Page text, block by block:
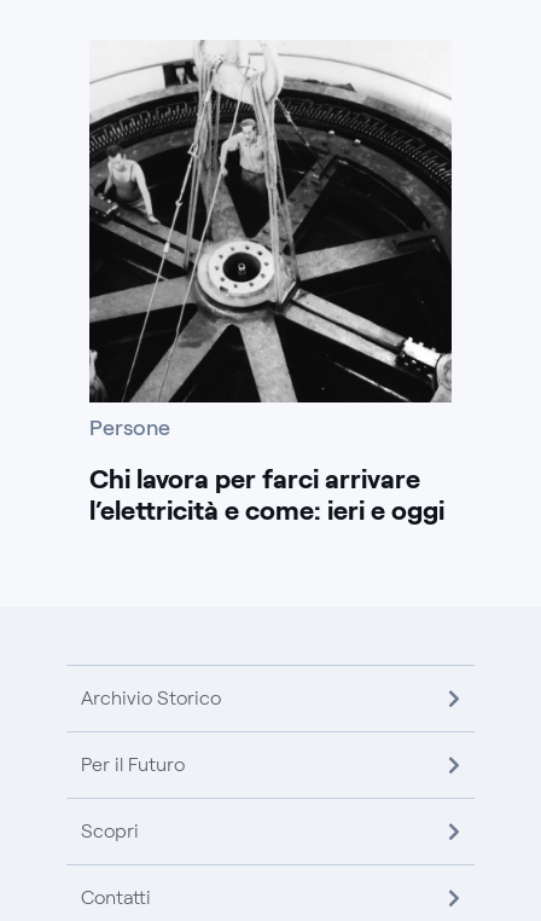
Persone
Chi lavora per farci arrivare
l’elettricità e come: ieri e oggi
Archivio Storico
Per il Futuro
Scopri
Contatti